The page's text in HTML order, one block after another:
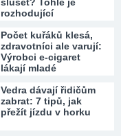
rozhodující
Počet kuřáků klesá,
zdravotníci ale varují:
Výrobci e-cigaret
lákají mladé
Vedra dávají řidičům
zabrat: 7 tipů, jak
přežít jízdu v horku